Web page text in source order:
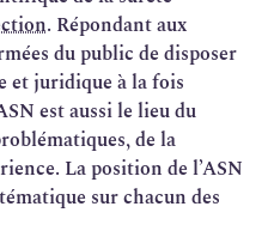
. Répondant aux
du public de disposer
et juridique à la fois
est aussi le lieu du
de la
La position de l’ASN
sur chacun des